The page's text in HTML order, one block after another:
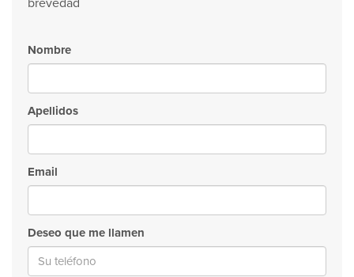
brevedad
Nombre
Apellidos
Email
Deseo que me llamen